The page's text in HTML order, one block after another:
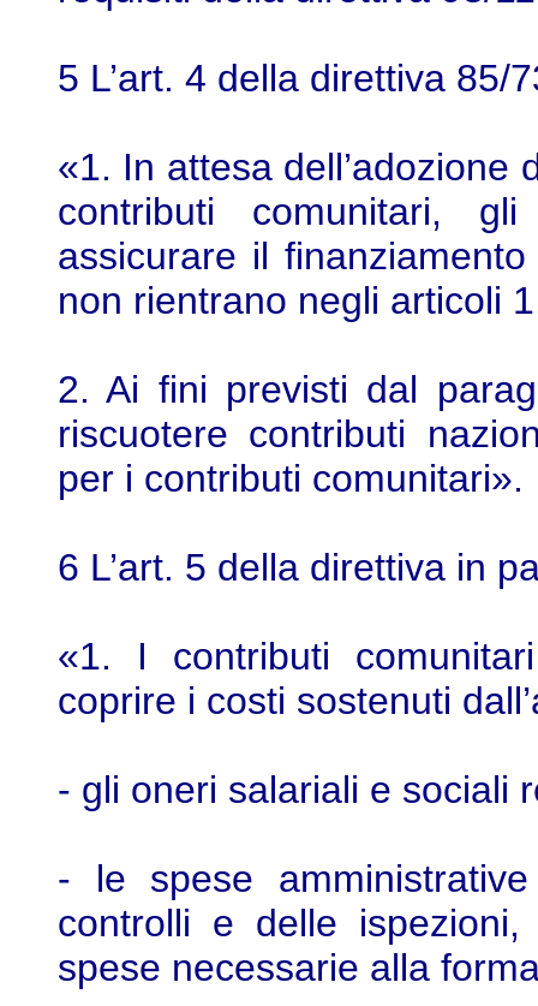
5 L’art. 4 della direttiva 85/
«1. In attesa dell’adozione
contributi comunitari,
assicurare il
non rientrano negli articoli
2. Ai fini previsti dal
riscuotere contributi
per i contributi comunitari».
6 L’art. 5 della direttiva in
«1. I contributi
coprire i costi sostenuti
- gli oneri salariali e sociali
- le spese
controlli e delle
spese necessarie alla